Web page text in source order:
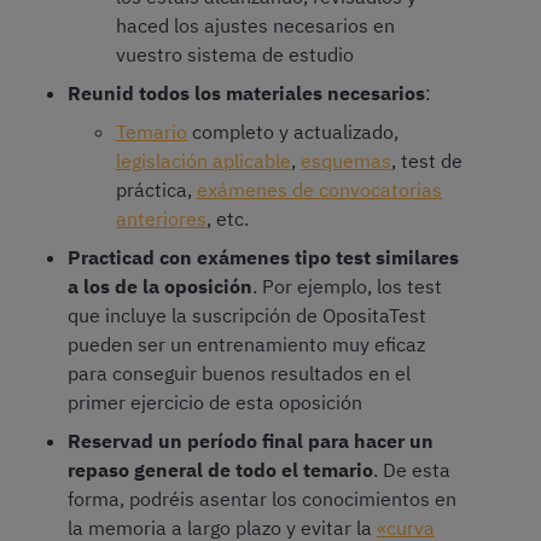
haced los ajustes necesarios en
vuestro sistema de estudio
Reunid todos los materiales necesarios:
Temario completo y actualizado,
legislación aplicable, esquemas, test de
práctica, exámenes de convocatorias
anteriores, etc.
Practicad con exámenes tipo test similares
a los de la oposición. Por ejemplo, los test
que incluye la suscripción de OpositaTest
pueden ser un entrenamiento muy eficaz
para conseguir buenos resultados en el
primer ejercicio de esta oposición
Reservad un período final para hacer un
repaso general de todo el temario. De esta
forma, podréis asentar los conocimientos en
la memoria a largo plazo y evitar la «curva